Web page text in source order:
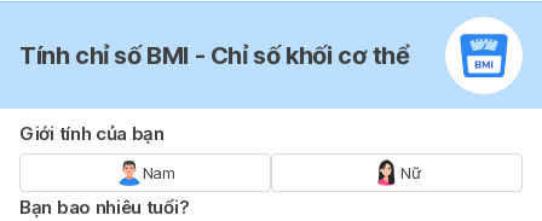
Tính chỉ số BMI - Chỉ số khối cơ thể
Giới tính của bạn
Nam Nữ
Bạn bao nhiêu tuổi?